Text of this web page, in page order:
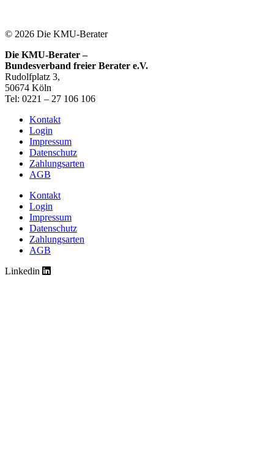
© 2026 Die KMU-Berater
Die KMU-Berater –
Bundesverband freier Berater e.V.
Rudolfplatz 3,
50674 Köln
Tel: 0221 – 27 106 106
Kontakt
Login
Impressum
Datenschutz
Zahlungsarten
AGB
Kontakt
Login
Impressum
Datenschutz
Zahlungsarten
AGB
Linkedin